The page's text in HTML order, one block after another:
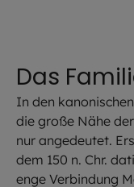
Das
In den
die große Nähe
nur angedeutet.
dem 150 n. Chr.
enge Verbindung